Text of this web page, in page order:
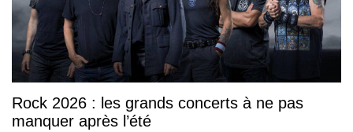
Rock 2026 : les grands concerts à ne pas
manquer après l’été